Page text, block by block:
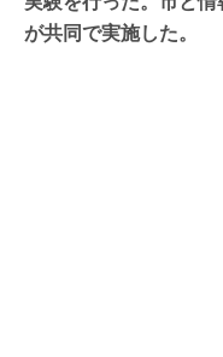
が共同で実施した。